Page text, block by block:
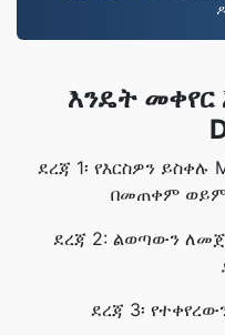
እንዴት መቀየር
ደረጃ 1፡ የእርስዎን
በመጠቀም ወይም
ደረጃ 2: ልወጣውን
ደረጃ 3፡